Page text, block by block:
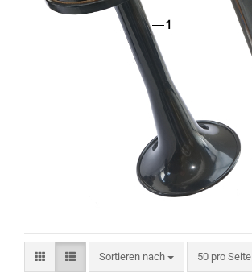
Sortieren nach
Sortieren nach 50 pro Seite
pro Seite